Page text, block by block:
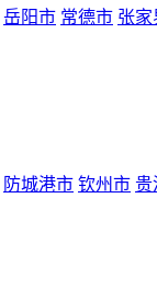
岳阳市 常德市 张家
防城港市 钦州市 贵